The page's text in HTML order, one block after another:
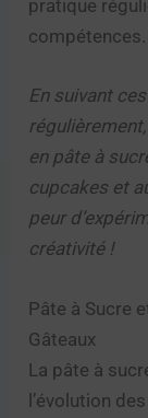
pratique
compétences.
En suivant
en pâte à
cupcakes et
peur
créativité !
Pâte à Sucre
Gâteaux
La pâte à
l’évolution